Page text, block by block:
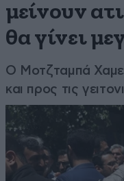
μείνουν
θα γίνει
Ο Μοτζταμπά
και προς τις